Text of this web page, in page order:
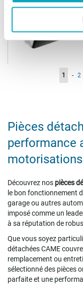
Pièces
performance
motorisations
Découvrez nos pièces
le bon fonctionnement
garage ou autres
imposé comme un
à sa réputation de
Que vous soyez
détachées CAME
remplacement ou
sélectionné des pièces
parfaite et une
393,08 €
Vous
1 - 2